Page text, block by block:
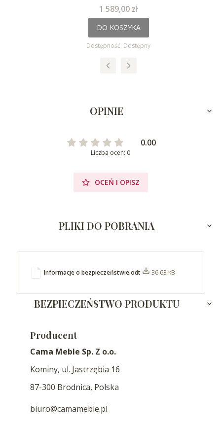
Cena
1 589,00 zł
DO KOSZYKA
Dostępność: Dostępny
OPINIE
0.00
Liczba ocen: 0
OCEŃ I OPISZ
PLIKI DO POBRANIA
Informacje o bezpieczeństwie.odt 36.63 kB
BEZPIECZEŃSTWO PRODUKTU
Producent
Cama Meble Sp. Z o.o.
Kominy, ul. Jastrzębia 16
87-300 Brodnica, Polska
biuro@camameble.pl